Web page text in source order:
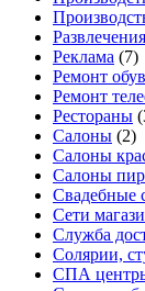
Развлечения
Реклама (7)
Ремонт
Ремонт
Рестораны
Салоны (2)
Салоны
Салоны
Свадебные
Сети
Служба
Солярии,
СПА